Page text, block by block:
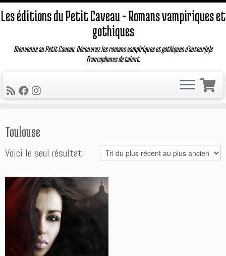
au
contenu
Les éditions du Petit Caveau – Romans vampiriques et
gothiques
Bienvenue au Petit Caveau. Découvrez les romans vampiriques et gothiques d'auteur(e)s
francophones de talent.
Toulouse
Voici le seul résultat